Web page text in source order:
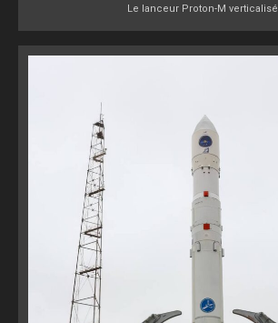
Le lanceur Proton-M verticalisé.